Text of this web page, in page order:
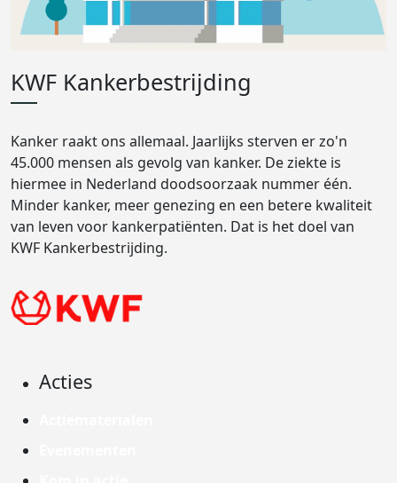
KWF Kankerbestrijding
Kanker raakt ons allemaal. Jaarlijks sterven er zo'n
45.000 mensen als gevolg van kanker. De ziekte is
hiermee in Nederland doodsoorzaak nummer één.
Minder kanker, meer genezing en een betere kwaliteit
van leven voor kankerpatiënten. Dat is het doel van
KWF Kankerbestrijding.
Acties